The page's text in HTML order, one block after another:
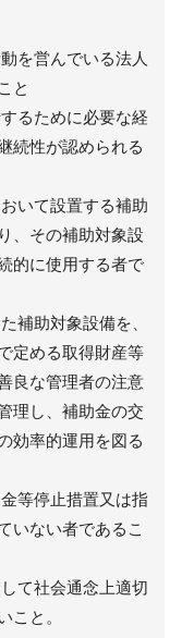
を営んでいる法人
と
るために必要な経
続性が認められる
いて設置する補助
、その補助対象設
的に使用する者で
補助対象設備を、
定める取得財産等
良な管理者の注意
理し、補助金の交
効率的運用を図る
等停止措置又は指
いない者であるこ
て社会通念上適切
こと。